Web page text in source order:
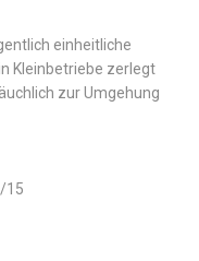
einheitliche
Kleinbetriebe zerlegt
zur Umgehung
15